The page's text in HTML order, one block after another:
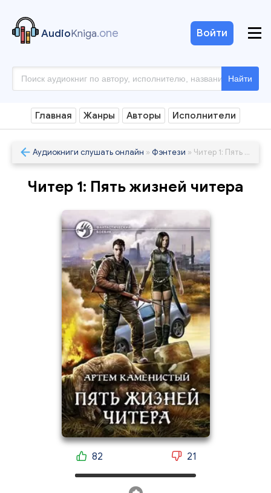
AudioKniga.one
Найти
Войти
Главная Жанры Авторы Исполнители
Аудиокниги слушать онлайн » Фэнтези » Читер 1: Пять жизней читера
Читер 1: Пять жизней читера
82 21